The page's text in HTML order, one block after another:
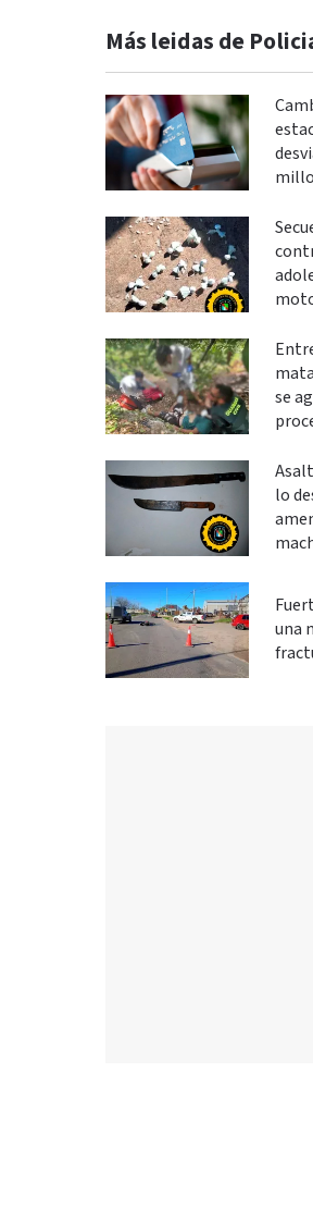
Más leidas de
se
lo
una